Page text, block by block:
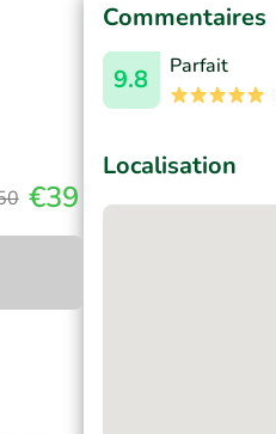
€39
Commentaires
9.8
Parfait
Localisation